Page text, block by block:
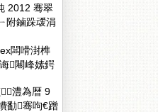
2012 骞翠
附鏀跺叆涓
闆嗗湗榫
闀峰嫊鍔
澧為暦 9
勫骞呴€蹭